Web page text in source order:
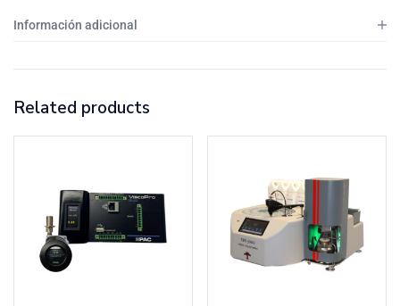
Información adicional
Related products